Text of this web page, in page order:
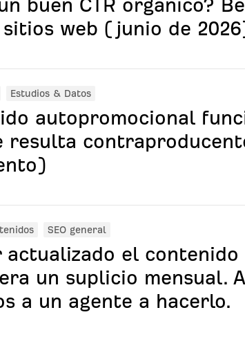
buen CTR orgánico?
sitios web (junio de
Estudios & Datos
autopromocional
resulta
SEO general
actualizado el contenido
un suplicio mensual.
a un agente a hacerlo.